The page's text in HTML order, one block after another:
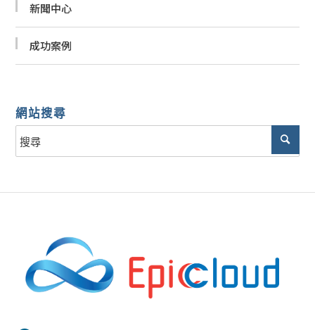
新聞中心
成功案例
網站搜尋